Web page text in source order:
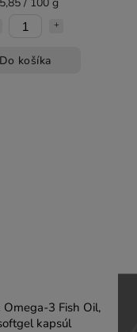
Do košíka
Omega-3 Fish Oil,
kapsúl